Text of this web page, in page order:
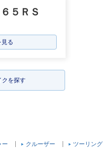
５ＲＳ
る
クを探す
ー クルーザー ツーリング